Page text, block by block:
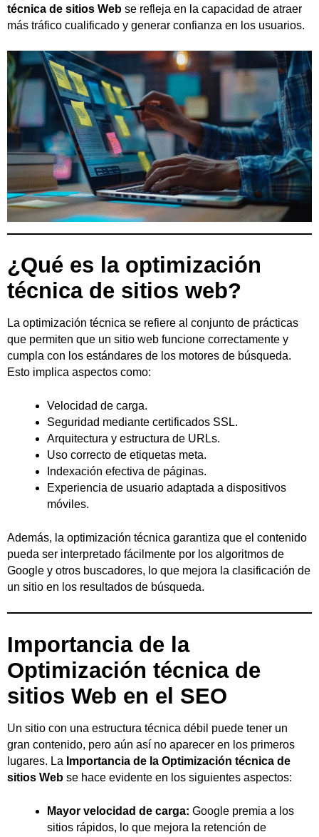
técnica de sitios Web se refleja en la capacidad de atraer
más tráfico cualificado y generar confianza en los usuarios.
¿Qué es la optimización
técnica de sitios web?
La optimización técnica se refiere al conjunto de prácticas
que permiten que un sitio web funcione correctamente y
cumpla con los estándares de los motores de búsqueda.
Esto implica aspectos como:
Velocidad de carga.
Seguridad mediante certificados SSL.
Arquitectura y estructura de URLs.
Uso correcto de etiquetas meta.
Indexación efectiva de páginas.
Experiencia de usuario adaptada a dispositivos
móviles.
Además, la optimización técnica garantiza que el contenido
pueda ser interpretado fácilmente por los algoritmos de
Google y otros buscadores, lo que mejora la clasificación de
un sitio en los resultados de búsqueda.
Importancia de la
Optimización técnica de
sitios Web en el SEO
Un sitio con una estructura técnica débil puede tener un
gran contenido, pero aún así no aparecer en los primeros
lugares. La Importancia de la Optimización técnica de
sitios Web se hace evidente en los siguientes aspectos:
Mayor velocidad de carga: Google premia a los
sitios rápidos, lo que mejora la retención de